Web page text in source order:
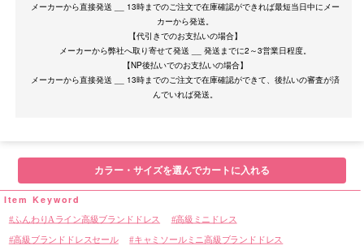
OriginalBrand
メーカーから直接発送 __ 13時までのご注文で在庫確認ができれば最短当日中にメー
カーから発送。
【代引きでのお支払いの場合】
メーカーから弊社へ取り寄せて発送 __ 発送までに2～3営業日程度。
【NP後払いでのお支払いの場合】
メーカーから直接発送 __ 13時までのご注文で在庫確認ができて、後払いの審査が済
カラー・サイズを選んでカートに入れる
ふんわりAライン高級ブランドドレス
高級ミニドレス
高級ブランドドレスセール
キャミソールミニ高級ブランドドレス